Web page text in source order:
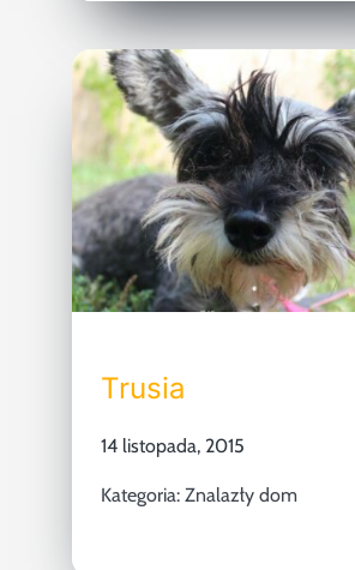
Trusia
14 listopada, 2015
Kategoria: Znalazły dom